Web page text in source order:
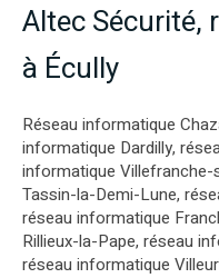
Altec Sécurité,
à Écully
Réseau informatique
informatique Dardilly,
informatique Villefranche-
Tassin-la-Demi-Lune,
réseau informatique
Rillieux-la-Pape, réseau
réseau informatique